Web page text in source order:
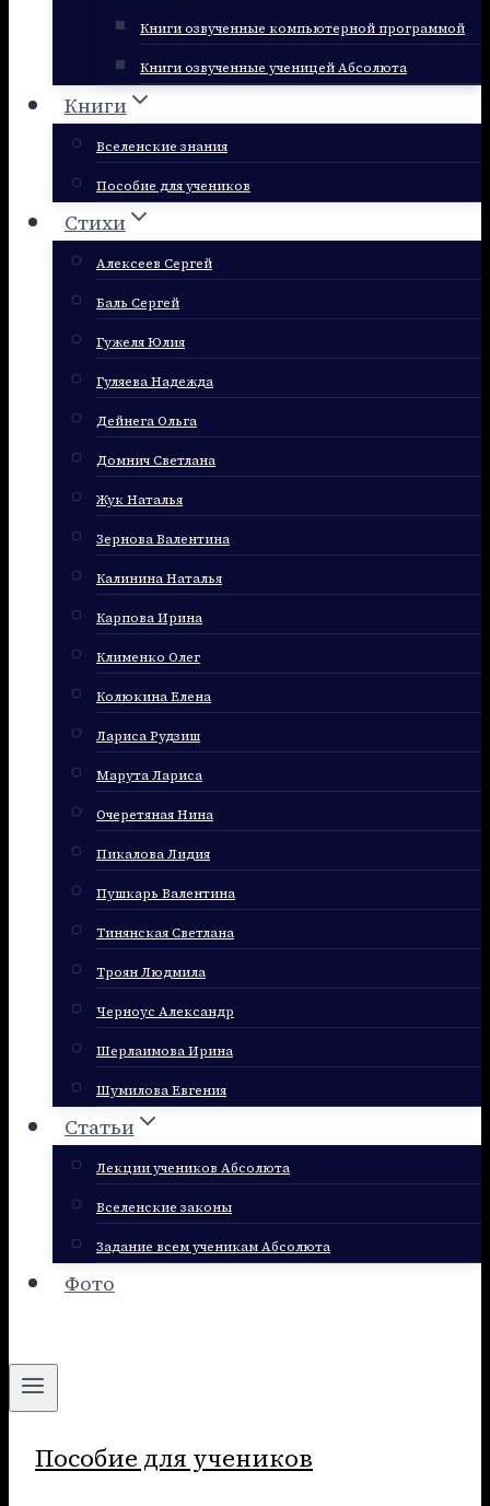
Книги озвученные компьютерной программой
Книги озвученные ученицей Абсолюта
Книги
Вселенские знания
Пособие для учеников
Стихи
Алексеев Сергей
Баль Сергей
Гужеля Юлия
Гуляева Надежда
Дейнега Ольга
Домнич Светлана
Жук Наталья
Зернова Валентина
Калинина Наталья
Карпова Ирина
Клименко Олег
Колюкина Елена
Лариса Рудзиш
Марута Лариса
Очеретяная Нина
Пикалова Лидия
Пушкарь Валентина
Тинянская Светлана
Троян Людмила
Черноус Александр
Шерлаимова Ирина
Шумилова Евгения
Статьи
Лекции учеников Абсолюта
Вселенские законы
Задание всем ученикам Абсолюта
Фото
Пособие для учеников